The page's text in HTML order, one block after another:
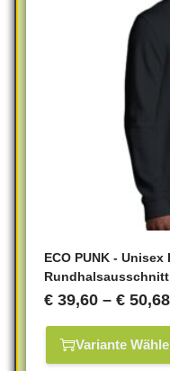
ECO PUNK -
Rundhalsausschnitt
€ 39,60 – € 50,68
Variante